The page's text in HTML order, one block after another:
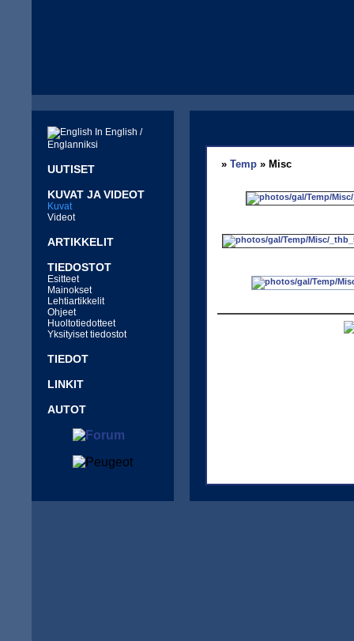
In English /
Englanniksi
UUTISET
KUVAT JA VIDEOT
Kuvat
Videot
ARTIKKELIT
TIEDOSTOT
Esitteet
Mainokset
Lehtiartikkelit
Ohjeet
Huoltotiedotteet
Yksityiset tiedostot
TIEDOT
LINKIT
AUTOT
» Temp » Misc